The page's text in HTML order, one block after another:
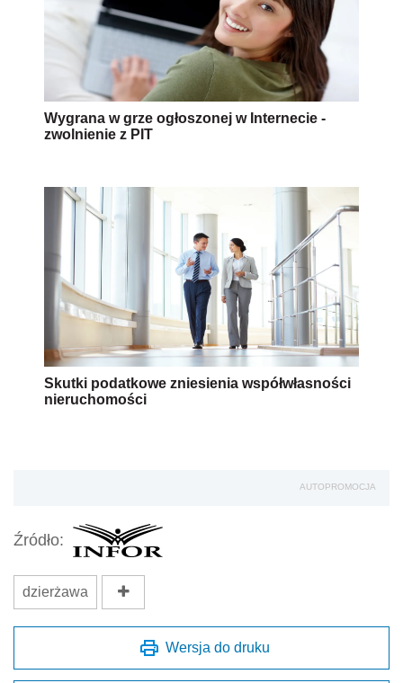
Wygrana w grze ogłoszonej w Internecie -
zwolnienie z PIT
Skutki podatkowe zniesienia współwłasności
nieruchomości
AUTOPROMOCJA
Źródło:
dzierżawa
Wersja do druku